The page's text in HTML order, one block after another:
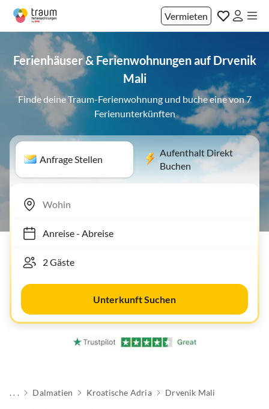
Vermieten
Ferienhäuser & Ferienwohnungen auf Drvenik
Mali
Finde deine Traum-Ferienwohnung und buche eine von 7
Ferienunterkünften
Anfrage Stellen
Aufenthalt Direkt
Buchen
Anreise- Abreise
Unterkunft Suchen
. . . Dalmatien Kroatische Adria Drvenik Mali